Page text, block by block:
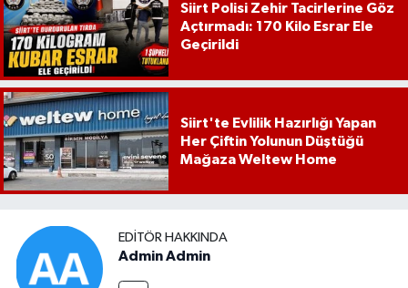
Siirt Polisi Zehir Tacirlerine Göz
Açtırmadı: 170 Kilo Esrar Ele
Geçirildi
Siirt'te Evlilik Hazırlığı Yapan
Her Çiftin Yolunun Düştüğü
Mağaza Weltew Home
EDITÖR HAKKINDA
Admin Admin